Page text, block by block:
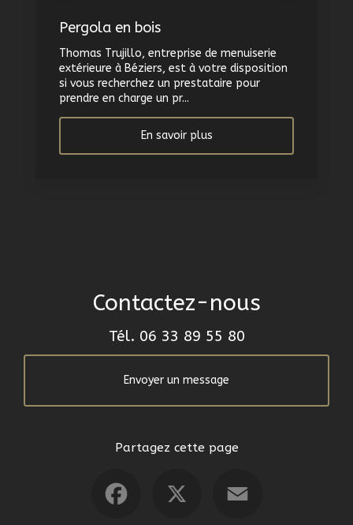
Pergola en bois
Thomas Trujillo, entreprise de menuiserie
extérieure à Béziers, est à votre disposition
si vous recherchez un prestataire pour
prendre en charge un pr...
En savoir plus
Contactez-nous
Tél. 06 33 89 55 80
Envoyer un message
Partagez cette page